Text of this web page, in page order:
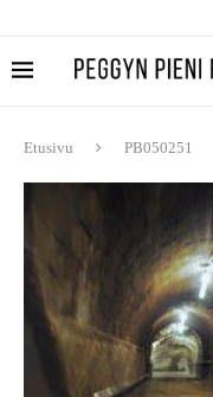
Etusivu PB050251